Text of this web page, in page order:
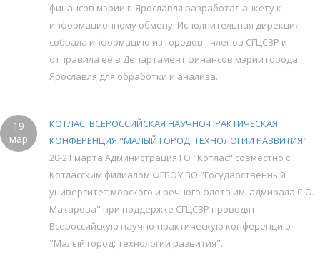
финансов мэрии г. Ярославля разработал анкету к
информационному обмену. Исполнительная дирекция
собрала информацию из городов - членов СГЦСЗР и
отправила её в Департамент финансов мэрии города
Ярославля для обработки и анализа.
19
мар
КОТЛАС. ВСЕРОССИЙСКАЯ НАУЧНО-ПРАКТИЧЕСКАЯ
КОНФЕРЕНЦИЯ "МАЛЫЙ ГОРОД: ТЕХНОЛОГИИ РАЗВИТИЯ"
20-21 марта Администрация ГО "Котлас" совместно с
Котласским филиалом ФГБОУ ВО "Государственный
университет морского и речного флота им. адмирала С.О.
Макарова" при поддержке СГЦСЗР проводят
Всероссийскую научно-практическую конференцию
"Малый город: технологии развития".